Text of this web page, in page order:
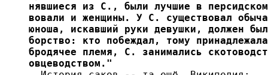
нявшиеся из С., были лучшие в
вовали и женщины. У С. существовал
юноша, искавший руки девушки, должен
борство: кто побеждал, тому
бродячее племя, С. занимались
овцеводством."